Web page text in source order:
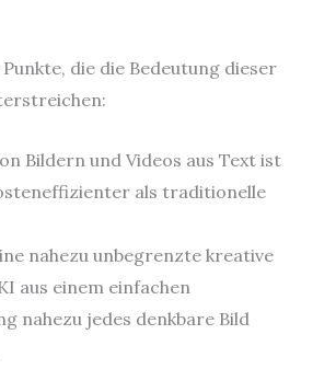
die die Bedeutung dieser
Bildern und Videos aus Text ist
als traditionelle
nahezu unbegrenzte kreative
aus einem einfachen
nahezu jedes denkbare Bild